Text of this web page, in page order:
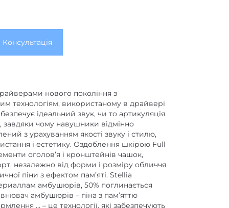
немає
немає
динамічні
в одному
1
Гц 5
Гц 40000
Консультація
нового покоління з
технологіям, використаному в драйвері
ідеальний звук, чи то артикуляція
завдяки чому навушники відмінно
з урахуванням якості звуку і стилю,
і естетику. Оздоблення шкірою Full
оголов’я і кронштейнів чашок,
незалежно від форми і розміру обличчя
піни з ефектом пам’яті. Stellia
амбушюрів, 50% поглинається
амбушюрів – піна з пам’яттю
… – це технології, які забезпечують